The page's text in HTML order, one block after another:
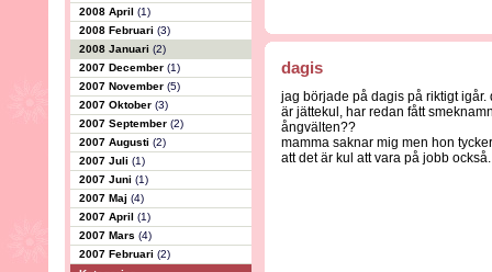
2008 April (1)
2008 Februari (3)
2008 Januari (2)
2007 December (1)
2007 November (5)
2007 Oktober (3)
2007 September (2)
2007 Augusti (2)
2007 Juli (1)
2007 Juni (1)
2007 Maj (4)
2007 April (1)
2007 Mars (4)
2007 Februari (2)
dagis
jag började på dagis på riktigt igår.
är jättekul, har redan fått
ångvälten??
mamma saknar mig men hon tycker
att det är kul att vara på jobb också.